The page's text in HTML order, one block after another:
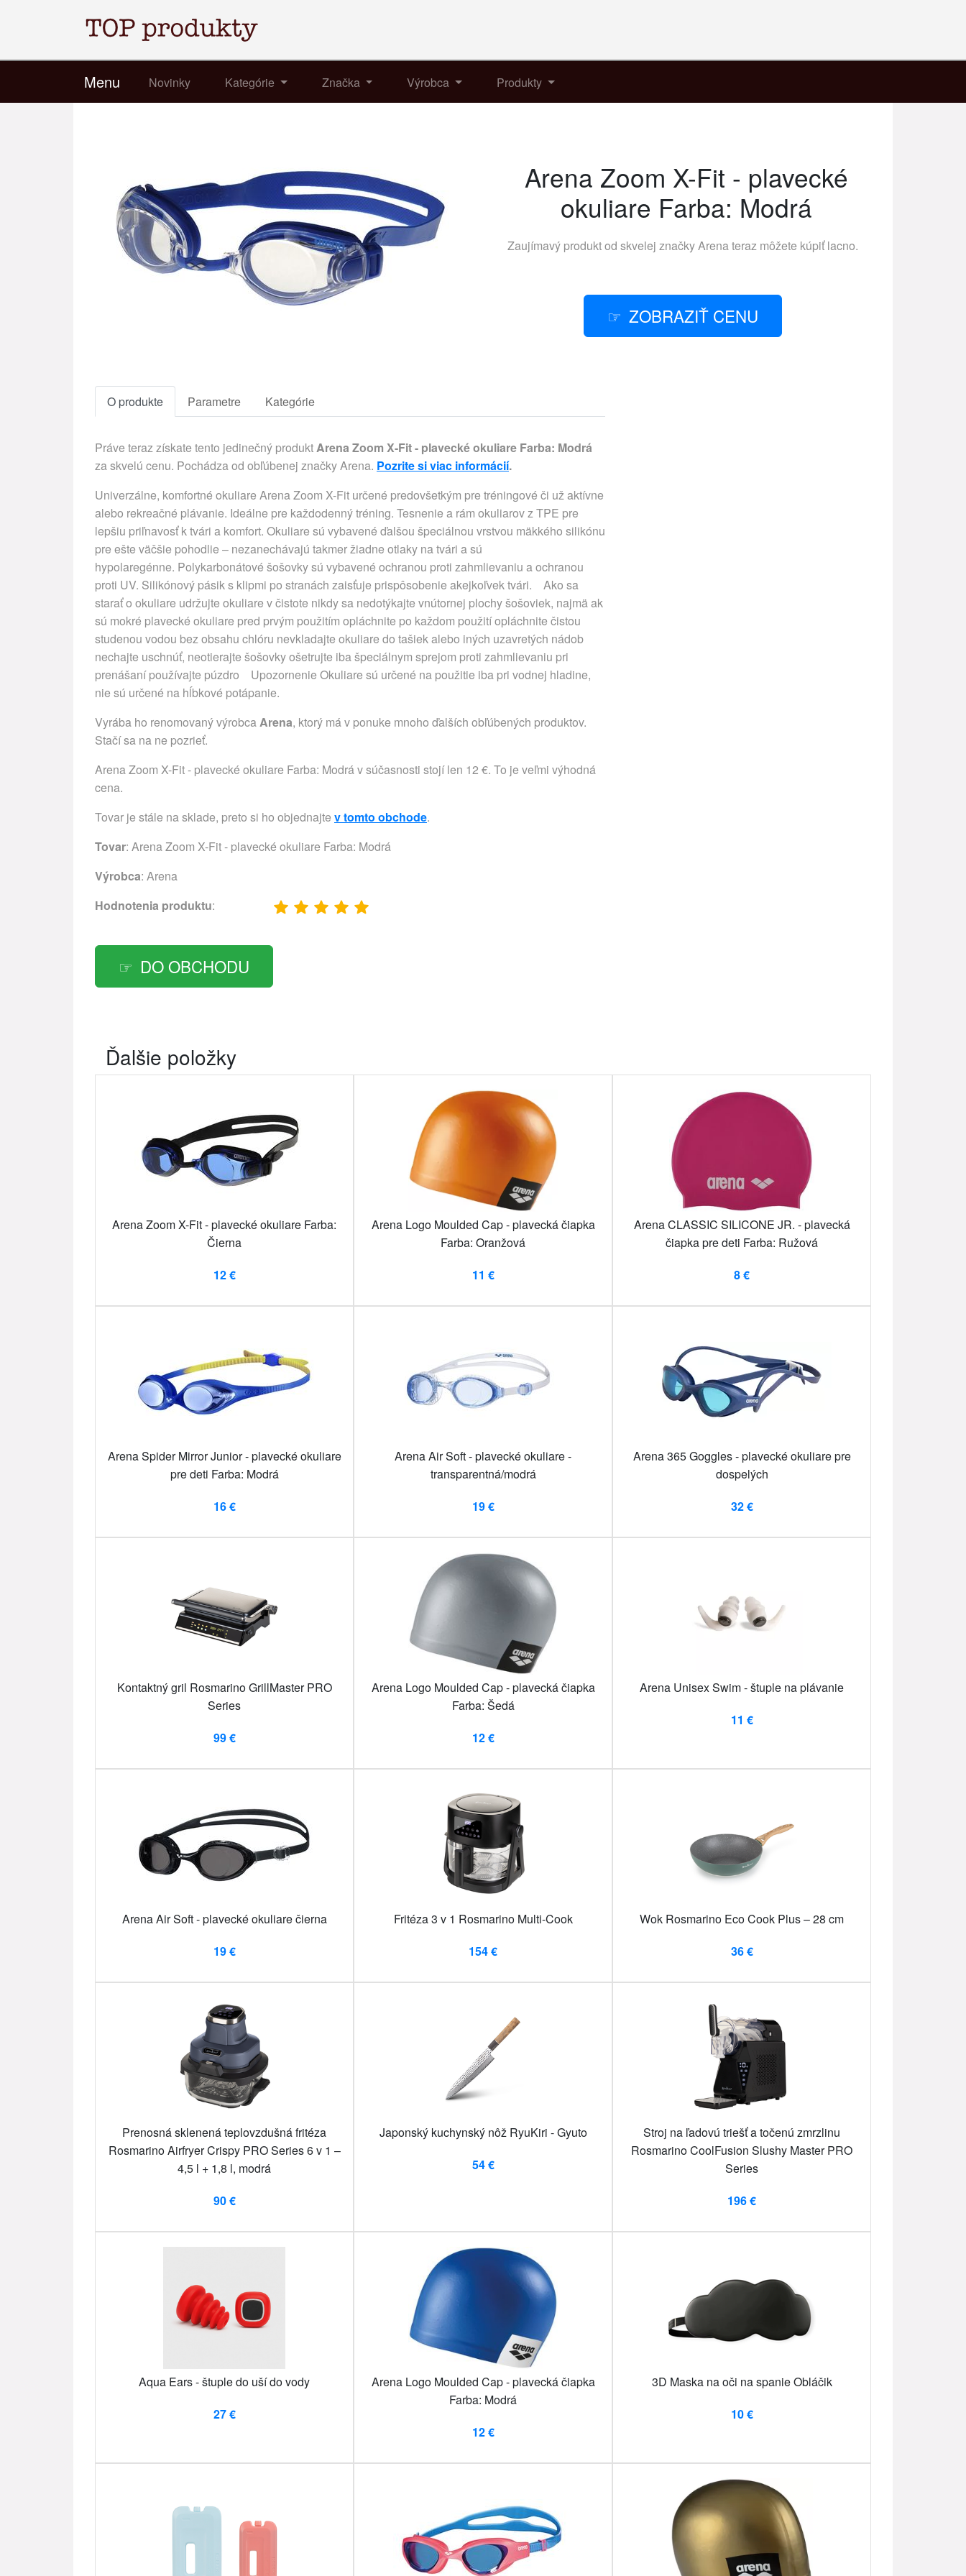
Menu Novinky Kategórie Značka Výrobca Produkty
Arena Zoom X-Fit - plavecké
okuliare Farba: Modrá
Zaujímavý produkt od skvelej značkyArenateraz môžete kúpiť lacno.
ZOBRAZIŤ CENU
O produkte Parametre Kategórie
Práve teraz získate tento jedinečný produktArena Zoom X-Fit - plavecké okuliare Farba: Modrá
za skvelú cenu. Pochádza od obľúbenej značky Arena. Pozrite si viac informácií.
Univerzálne, komfortné okuliare Arena Zoom X-Fit určené predovšetkým pre tréningové či už aktívne
alebo rekreačné plávanie. Ideálne pre každodenný tréning. Tesnenie a rám okuliarov z TPE pre
lepšiu priľnavosť k tvári a komfort. Okuliare sú vybavené ďalšou špeciálnou vrstvou mäkkého silikónu
pre ešte väčšie pohodlie – nezanechávajú takmer žiadne otlaky na tvári a sú
hypolaregénne. Polykarbonátové šošovky sú vybavené ochranou proti zahmlievaniu a ochranou
proti UV. Silikónový pásik s klipmi po stranách zaisťuje prispôsobenie akejkoľvek tvári. Ako sa
starať o okuliare udržujte okuliare v čistote nikdy sa nedotýkajte vnútornej plochy šošoviek, najmä ak
sú mokré plavecké okuliare pred prvým použitím opláchnite po každom použití opláchnite čistou
studenou vodou bez obsahu chlóru nevkladajte okuliare do tašiek alebo iných uzavretých nádob
nechajte uschnúť, neotierajte šošovky ošetrujte iba špeciálnym sprejom proti zahmlievaniu pri
prenášaní používajte púzdro Upozornenie Okuliare sú určené na použitie iba pri vodnej hladine,
nie sú určené na hĺbkové potápanie.
Vyrába ho renomovaný výrobcaArena, ktorý má v ponuke mnoho ďalších obľúbených produktov.
Stačí sa na ne pozrieť.
Arena Zoom X-Fit - plavecké okuliare Farba: Modrá v súčasnosti stojí len 12 €. To je veľmi výhodná
cena.
Tovar je stále na sklade, preto si ho objednajte v tomto obchode.
Tovar: Arena Zoom X-Fit - plavecké okuliare Farba: Modrá
Výrobca: Arena
Hodnotenia produktu:
DO OBCHODU
Ďalšie položky
Arena Zoom X-Fit - plavecké okuliare Farba:
Čierna
12 €
Arena Logo Moulded Cap - plavecká čiapka
Farba: Oranžová
11 €
Arena CLASSIC SILICONE JR. - plavecká
čiapka pre deti Farba: Ružová
8 €
Arena Spider Mirror Junior - plavecké okuliare
pre deti Farba: Modrá
16 €
Arena Air Soft - plavecké okuliare -
transparentná/modrá
19 €
Arena 365 Goggles - plavecké okuliare pre
dospelých
32 €
Kontaktný gril Rosmarino GrillMaster PRO
Series
99 €
Arena Logo Moulded Cap - plavecká čiapka
Farba: Šedá
12 €
Arena Unisex Swim - štuple na plávanie
11 €
Arena Air Soft - plavecké okuliare čierna
19 €
Fritéza 3 v 1 Rosmarino Multi-Cook
154 €
Wok Rosmarino Eco Cook Plus – 28 cm
36 €
Prenosná sklenená teplovzdušná fritéza
Rosmarino Airfryer Crispy PRO Series 6 v 1 –
4,5 l + 1,8 l, modrá
90 €
Japonský kuchynský nôž RyuKiri - Gyuto
54 €
Stroj na ľadovú triešť a točenú zmrzlinu
Rosmarino CoolFusion Slushy Master PRO
Series
196 €
Aqua Ears - štuple do uší do vody
27 €
Arena Logo Moulded Cap - plavecká čiapka
Farba: Modrá
12 €
3D Maska na oči na spanie Obláčik
10 €